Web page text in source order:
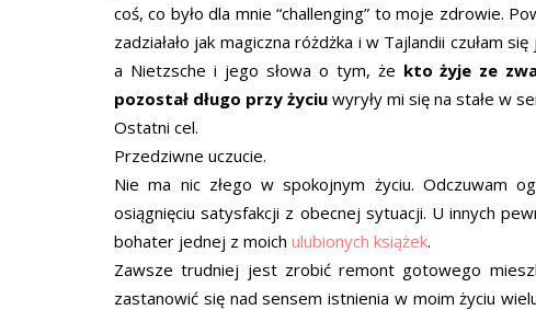
coś, co było dla mnie “challenging” to moje zdrowie.
zadziałało jak magiczna różdżka i w Tajlandii czułam
a Nietzsche i jego słowa o tym, że kto żyje ze
pozostał długo przy życiu wyryły mi się na stałe w
Ostatni cel.
Przedziwne uczucie.
Nie ma nic złego w spokojnym życiu. Odczuwam
osiągnięciu satysfakcji z obecnej sytuacji. U innych
bohater jednej z moich ulubionych książek.
Zawsze trudniej jest zrobić remont gotowego
zastanowić się nad sensem istnienia w moim życiu